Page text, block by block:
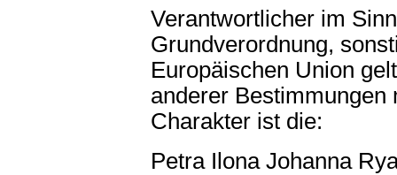
Verantwortlicher im
Grundverordnung,
Europäischen Union
anderer
Charakter ist die:
Petra Ilona Johanna